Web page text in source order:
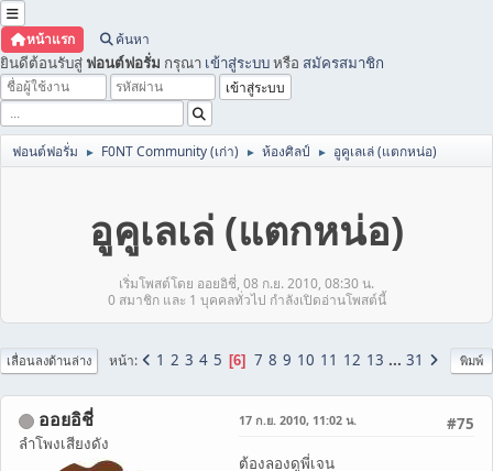
หน้าแรก ค้นหา
ยินดีต้อนรับสู่ ฟอนต์ฟอรั่ม กรุณา เข้าสู่ระบบหรือ สมัครสมาชิก
ฟอนต์ฟอรั่ม ► F0NT Community (เก่า) ► ห้องศิลป์ ► อูคูเลเล่ (แตกหน่อ)
อูคูเลเล่ (แตกหน่อ)
เริ่มโพสต์โดย ออยอิชี่, 08 ก.ย. 2010, 08:30 น.
0 สมาชิก และ 1 บุคคลทั่วไป กำลังเปิดอ่านโพสต์นี้
พิมพ์
เลื่อนลงด้านล่าง หน้า 1 2 3 4 5 6 7 8 9 10 11 12 13 ... 31
ออยอิชี่
ลำโพงเสียงดัง
#75
17 ก.ย. 2010, 11:02 น.
ต้องลองดูพี่เจน